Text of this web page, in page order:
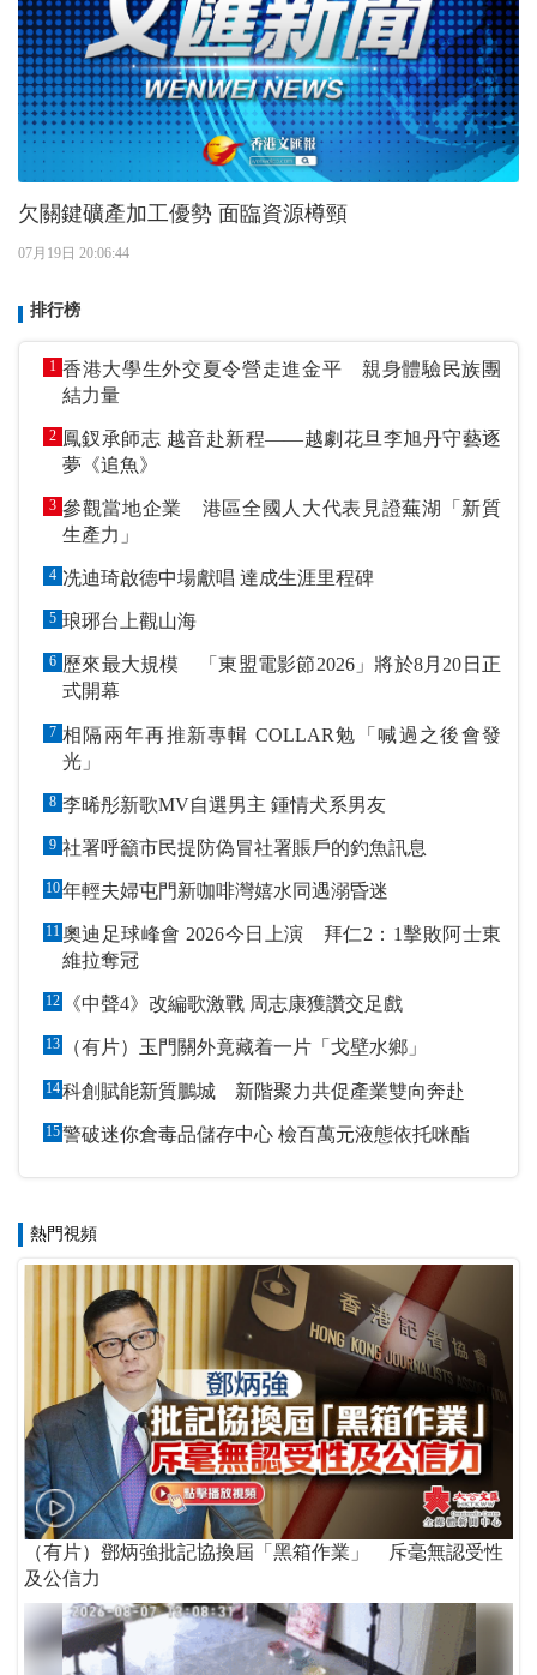
欠關鍵礦產加工優勢 面臨資源樽頸
07月19日 20:06:44
排行榜
1 香港大學生外交夏令營走進金平 親身體驗民族團
結力量
2 鳳釵承師志 越音赴新程——越劇花旦李旭丹守藝逐
夢《追魚》
3 參觀當地企業 港區全國人大代表見證蕪湖「新質
生產力」
4 冼迪琦啟德中場獻唱 達成生涯里程碑
5 琅琊台上觀山海
6 歷來最大規模 「東盟電影節2026」將於8月20日正
式開幕
7 相隔兩年再推新專輯 COLLAR勉「喊過之後會發
光」
8 李晞彤新歌MV自選男主 鍾情犬系男友
9 社署呼籲市民提防偽冒社署賬戶的釣魚訊息
10年輕夫婦屯門新咖啡灣嬉水同遇溺昏迷
11奧迪足球峰會 2026今日上演 拜仁2：1擊敗阿士東
維拉奪冠
12 《中聲4》改編歌激戰 周志康獲讚交足戲
13 （有片）玉門關外竟藏着一片「戈壁水鄉」
14科創賦能新質鵬城 新階聚力共促產業雙向奔赴
15警破迷你倉毒品儲存中心 檢百萬元液態依托咪酯
熱門視頻
（有片）鄧炳強批記協換屆「黑箱作業」 斥毫無認受性
及公信力